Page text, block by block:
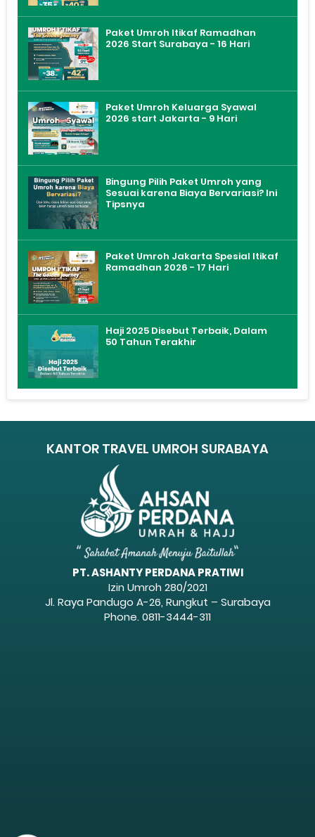
Paket Umroh Itikaf Ramadhan
2026 Start Surabaya - 16 Hari
Paket Umroh Keluarga Syawal
2026 start Jakarta - 9 Hari
Bingung Pilih Paket Umroh yang
Sesuai karena Biaya Bervariasi? Ini
Tipsnya
Paket Umroh Jakarta Spesial Itikaf
Ramadhan 2026 - 17 Hari
Haji 2025 Disebut Terbaik, Dalam
50 Tahun Terakhir
KANTOR TRAVEL UMROH SURABAYA
PT. ASHANTY PERDANA PRATIWI
Izin Umroh 280/2021
Jl. Raya Pandugo A-26, Rungkut – Surabaya
Phone. 0811-3444-311